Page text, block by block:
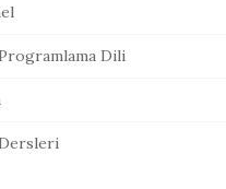
Dili